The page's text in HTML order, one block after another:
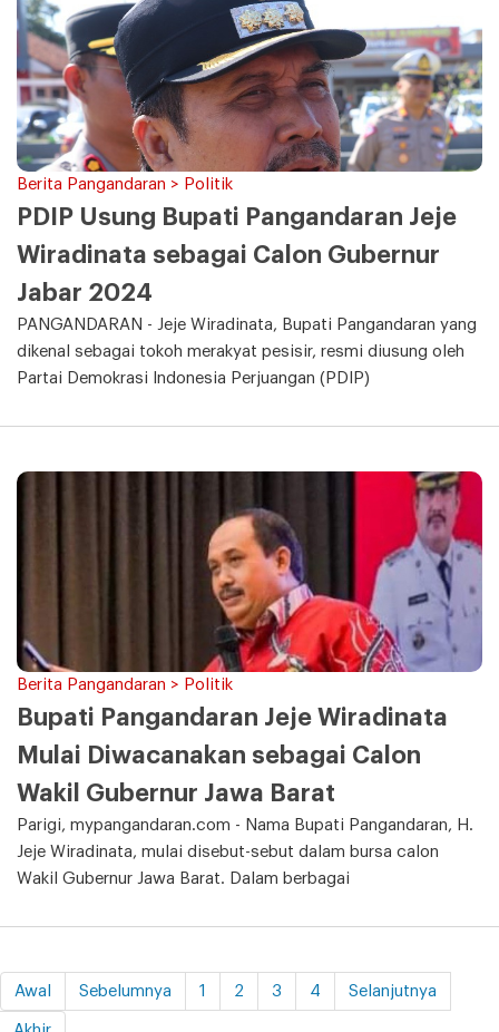
Berita Pangandaran > Politik
PDIP Usung Bupati Pangandaran Jeje
Wiradinata sebagai Calon Gubernur
Jabar 2024
PANGANDARAN - Jeje Wiradinata, Bupati Pangandaran yang
dikenal sebagai tokoh merakyat pesisir, resmi diusung oleh
Partai Demokrasi Indonesia Perjuangan (PDIP)
Berita Pangandaran > Politik
Bupati Pangandaran Jeje Wiradinata
Mulai Diwacanakan sebagai Calon
Wakil Gubernur Jawa Barat
Parigi, mypangandaran.com - Nama Bupati Pangandaran, H.
Jeje Wiradinata, mulai disebut-sebut dalam bursa calon
Wakil Gubernur Jawa Barat. Dalam berbagai
Awal Sebelumnya 1 2 3 4 Selanjutnya